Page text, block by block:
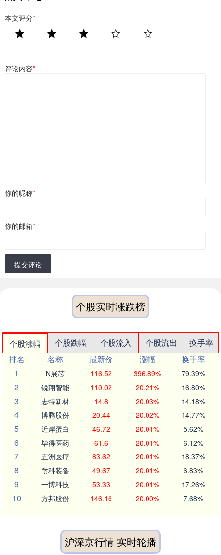
本文评分*
评论内容*
你的昵称*
你的邮箱*
提交评论
个股实时涨跌榜
个股涨幅 个股跌幅 个股流入 个股流出
换手率
排名
名称 最新价 涨幅
换手率
1
N展芯 116.52 396.89% 79.39%
2 锐翔智能 110.02 20.21% 16.80%
3 志特新材 14.8 20.03% 14.18%
4 博腾股份 20.44 20.02% 14.77%
5 近岸蛋白 46.72 20.01% 5.62%
6 毕得医药 61.6 20.01% 6.12%
7 五洲医疗 83.62 20.01% 18.37%
8 耐科装备 49.67 20.01% 6.83%
9 一博科技 53.33 20.01% 17.26%
10 方邦股份 146.16 20.00% 7.68%
沪深京行情 实时轮播